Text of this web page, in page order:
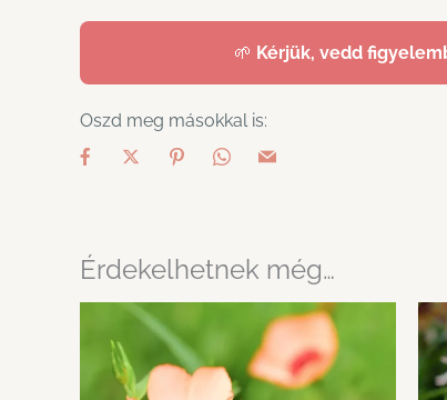
🌱 Kérjük, vedd
Oszd meg másokkal is:
Érdekelhetnek még…